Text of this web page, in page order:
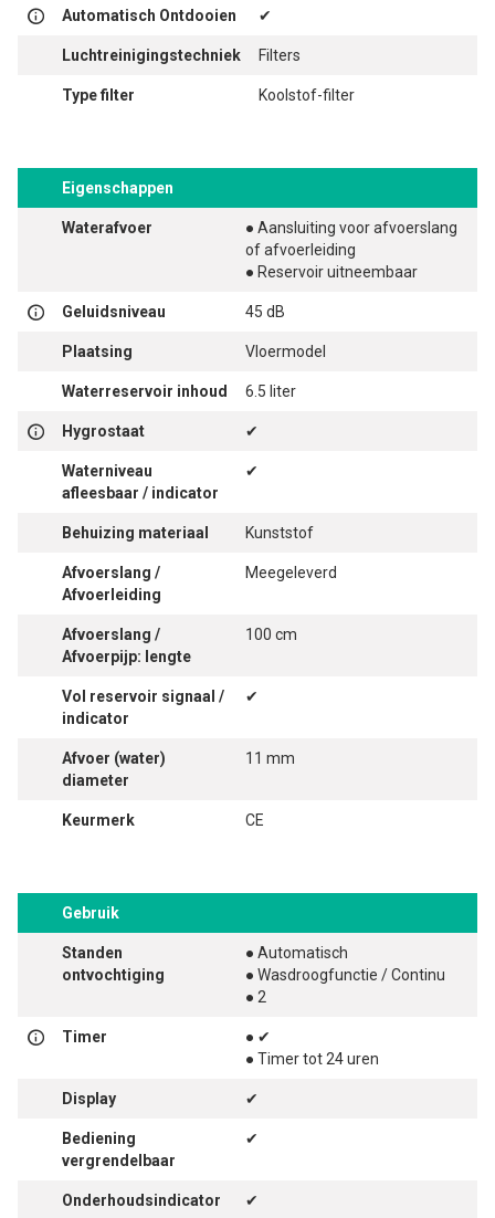
Automatisch Ontdooien ✔
Luchtreinigingstechniek Filters
Type filter Koolstof-filter
Eigenschappen
Waterafvoer
● Aansluiting voor afvoerslang
of afvoerleiding
● Reservoir uitneembaar
Geluidsniveau 45 dB
Plaatsing Vloermodel
Waterreservoir inhoud 6.5 liter
Hygrostaat ✔
Waterniveau
afleesbaar / indicator
✔
Behuizing materiaal Kunststof
Afvoerslang /
Afvoerleiding
Meegeleverd
Afvoerslang /
Afvoerpijp: lengte
100 cm
Vol reservoir signaal /
indicator
✔
Afvoer (water)
diameter
11 mm
Keurmerk CE
Gebruik
Standen
ontvochtiging
● Automatisch
● Wasdroogfunctie / Continu
● 2
Timer
● ✔
● Timer tot 24 uren
Display ✔
Bediening
vergrendelbaar
✔
Onderhoudsindicator ✔